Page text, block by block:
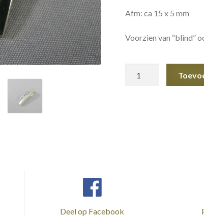
Afm: ca 15 x 5 mm
Voorzien van “blind”
Deel op Facebook